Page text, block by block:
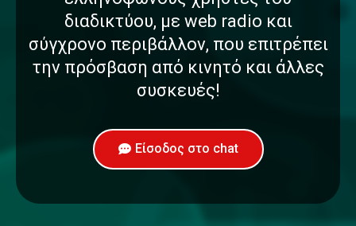
διαδικτύου, με web radio και
σύγχρονο περιβάλλον, που επιτρέπει
την πρόσβαση από κινητό και άλλες
συσκευές!
Είσοδος στο chat